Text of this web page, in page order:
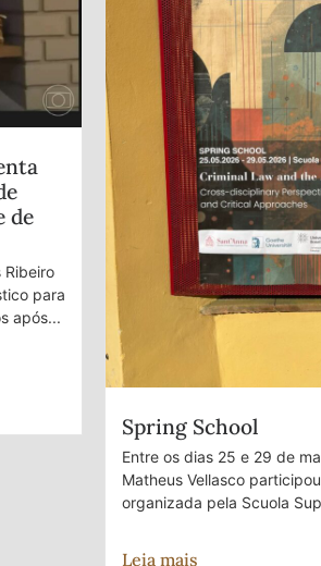
de
Ribeiro
para
após...
Spring School
Entre os dias 25 e 29 de
Matheus Vellasco
organizada pela Scuola
Leia mais